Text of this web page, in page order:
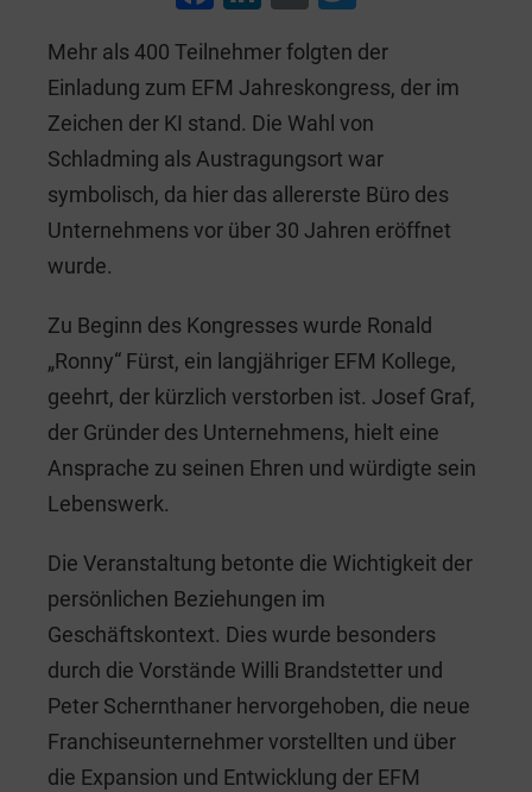
c
e
b
o
o
k
e
dI
n
ai
l
tt
er
Mehr als 400 Teilnehmer folgten der
Einladung zum EFM Jahreskongress, der im
Zeichen der KI stand. Die Wahl von
Schladming als Austragungsort war
symbolisch, da hier das allererste Büro des
Unternehmens vor über 30 Jahren eröffnet
wurde.
Zu Beginn des Kongresses wurde Ronald
„Ronny“ Fürst, ein langjähriger EFM Kollege,
geehrt, der kürzlich verstorben ist. Josef Graf,
der Gründer des Unternehmens, hielt eine
Ansprache zu seinen Ehren und würdigte sein
Lebenswerk.
Die Veranstaltung betonte die Wichtigkeit der
persönlichen Beziehungen im
Geschäftskontext. Dies wurde besonders
durch die Vorstände Willi Brandstetter und
Peter Schernthaner hervorgehoben, die neue
Franchiseunternehmer vorstellten und über
die Expansion und Entwicklung der EFM